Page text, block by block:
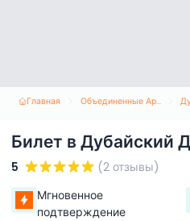
Главная Объединенные Арабские Эмираты
Билет в Дубайский
5
(2 отзывы)
Мгновенное
подтверждение